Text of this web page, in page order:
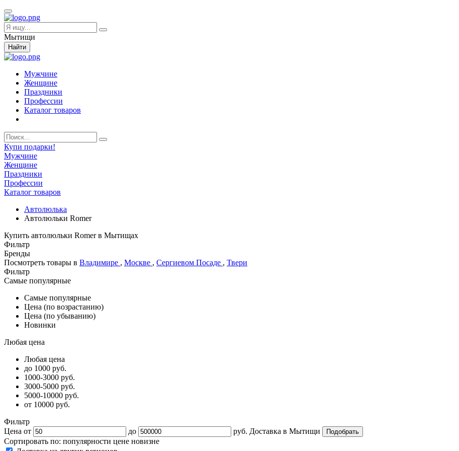
Мытищи
Найти
Мужчине
Женщине
Праздники
Профессии
Каталог товаров
Купи подарки!
Мужчине
Женщине
Праздники
Профессии
Каталог товаров
Автолюлька
Автолюльки Romer
Купить автолюльки Romer в Мытищах
Фильтр
Бренды
Посмотреть товары в Владимире , Москве , Сергиевом Посаде , Твери
Фильтр
Самые популярные
Самые популярные
Цена (по возрастанию)
Цена (по убыванию)
Новинки
Любая цена
Любая цена
до 1000 руб.
1000-3000 руб.
3000-5000 руб.
5000-10000 руб.
от 10000 руб.
Фильтр
Цена от
до руб. Доставка в Мытищи
Сортировать по: популярности цене новизне